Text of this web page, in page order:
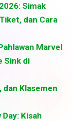
Simak
dan Cara
Marvel
Sink di
dan Klasemen
Kisah